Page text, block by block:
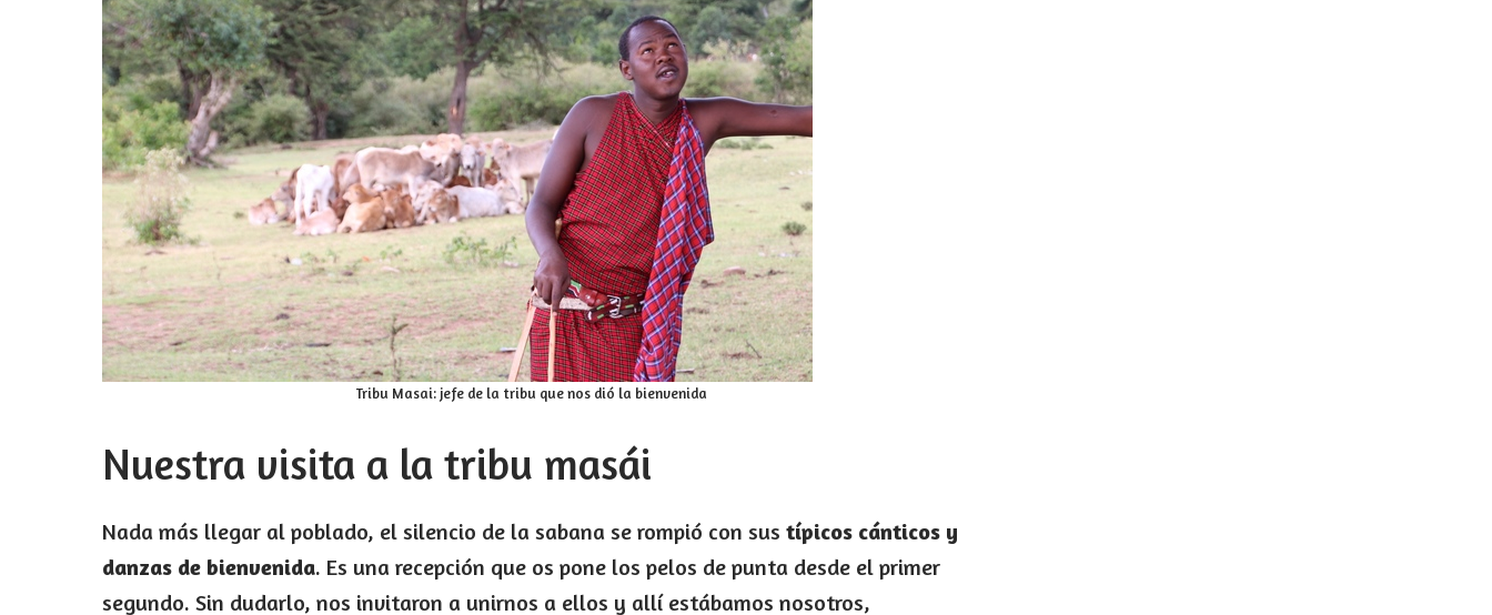
Tribu Masai: jefe de la tribu que nos dió la bienvenida
Nuestra visita a la tribu masái
Nada más llegar al poblado, el silencio de la sabana se rompió con sus típicos cánticos y
danzas de bienvenida. Es una recepción que os pone los pelos de punta desde el primer
segundo. Sin dudarlo, nos invitaron a unirnos a ellos y allí estábamos nosotros,